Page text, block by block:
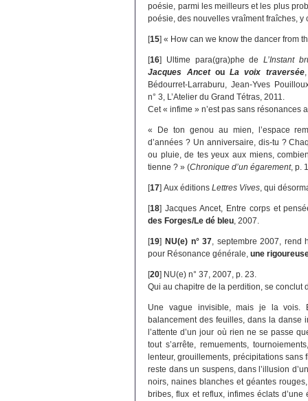
poésie, parmi les meilleurs et les plus
poésie, des nouvelles vraîment fraîches, y
[15]« How can we know the dancer from
[16] Ultime para(gra)phe deL’Instant
Jacques AncetouLa voix traversée
Bédourret-Larraburu, Jean-Yves
n° 3, L’Atelier du Grand Tétras, 2011.
Cet « infime » n’est pas sans résonances
« De ton genou au mien, l’espace
d’années ? Un anniversaire, dis-tu ?
ou pluie, de tes yeux aux miens,
tienne ? » (Chronique d’un égarement, p.
[17]Aux éditions Lettres Vives, qui
[18]Jacques Ancet, Entre corps et
des Forges/Le dé bleu, 2007.
[19] NU(e) n° 37, septembre 2007, rend
pour Résonance générale,une
[20] NU(e) n° 37, 2007, p. 23.
Qui au chapitre de la perdition, se conclut
Une vague invisible, mais je la vois.
balancement des feuilles, dans la danse
l’attente d’un jour où rien ne se passe
tout s’arrête, remuements,
lenteur, grouillements, précipitations
reste dans un suspens, dans l’illusion
noirs, naines blanches et géantes
bribes, flux et reflux, infimes éclats